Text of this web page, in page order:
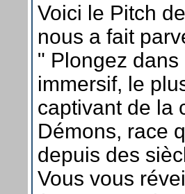
Voici le Pitch
nous a fait
" Plongez
immersif, le
captivant de la
Démons, race
depuis des
Vous vous